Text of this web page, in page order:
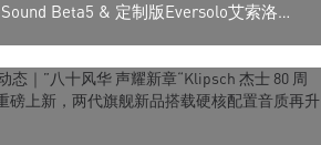
Sound Beta5 & 定制版Eversolo艾索洛